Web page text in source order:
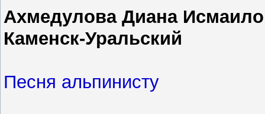
Ахмедулова Диана
Каменск-Уральский
Песня альпинисту